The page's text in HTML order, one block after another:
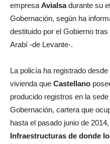
empresa Avialsadurante su
Gobernación, según ha
destituido por el Gobierno
Arabí -de Levante-.
La policía ha registrado
vivienda que Castellano
producido registros en la
Gobernación, cartera que
hasta el pasado junio de
Infraestructuras de donde